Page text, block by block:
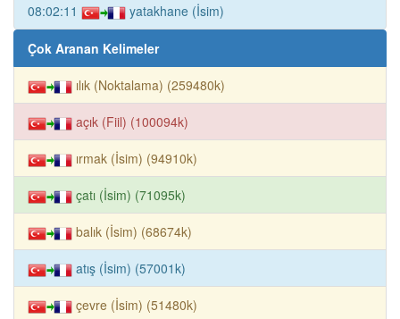
08:02:11 yatakhane (İsim)
Çok Aranan Kelimeler
ılık (Noktalama) (259480k)
açık (Fiil) (100094k)
ırmak (İsim) (94910k)
çatı (İsim) (71095k)
balık (İsim) (68674k)
atış (İsim) (57001k)
çevre (İsim) (51480k)